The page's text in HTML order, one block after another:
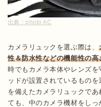
出典： photo AC
カメラリュックを選ぶ際は、
性＆防水性などの機能性の
時でもカメラ本体やレンズ
ッドが設置されているもの
を備えたカメラリュックで
ても、中のカメラ機材をしっ